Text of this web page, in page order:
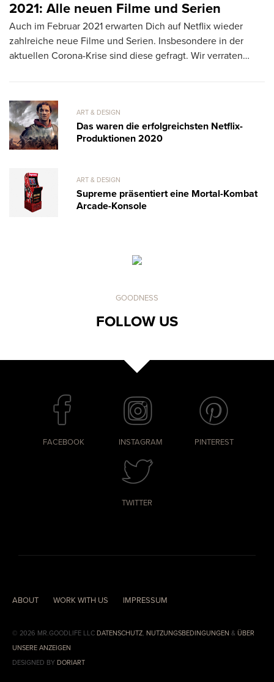
2021: Alle neuen Filme und Serien
Auch im Februar 2021 erwarten Dich auf Netflix wieder
zahlreiche neue Filme und Serien. Insbesondere in der
aktuellen Corona-Krise sind diese gefragt. Wir verraten…
ART & DESIGN
Das waren die erfolgreichsten Netflix-
Produktionen 2020
ART & DESIGN
Supreme präsentiert eine Mortal-Kombat
Arcade-Konsole
GOODNESS
FOLLOW US
FACEBOOK INSTAGRAM PINTEREST
TWITTER
ABOUT WORK WITH US IMPRESSUM
© 2026 MR.GOODLIFE LLC DATENSCHUTZ, NUTZUNGSBEDINGUNGEN & ÜBER
UNSERE ANZEIGEN
DESIGNED BY DORIART